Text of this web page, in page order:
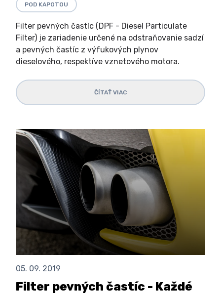
POD KAPOTOU
Filter pevných častíc (DPF - Diesel Particulate
Filter) je zariadenie určené na odstraňovanie sadzí
a pevných častíc z výfukových plynov
dieselového, respektíve vznetového motora.
ČÍTAŤ VIAC
05. 09. 2019
Filter pevných častíc - Každé